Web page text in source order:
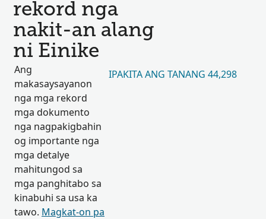
rekord nga
nakit-an alang
ni Einike
Ang
makasaysayanon
nga mga rekord
mga dokumento
nga nagpakigbahin
og importante nga
mga detalye
mahitungod sa
mga panghitabo sa
kinabuhi sa usa ka
tawo. Magkat-on pa
IPAKITA ANG TANANG 44,298